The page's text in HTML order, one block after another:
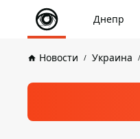
Днепр
Новости Украина